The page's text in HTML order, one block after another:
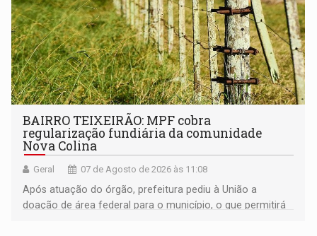
BAIRRO TEIXEIRÃO: MPF cobra
regularização fundiária da comunidade
Nova Colina
Geral 07 de Agosto de 2026 às 11:08
Após atuação do órgão, prefeitura pediu à União a
doação de área federal para o município, o que permitirá